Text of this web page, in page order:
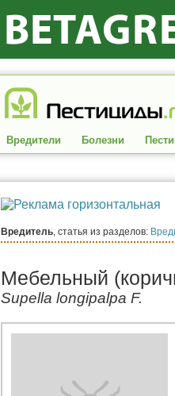
Вредители Болезни
Вредитель, статья из разделов:
Мебельный
Supella longipalpa F.